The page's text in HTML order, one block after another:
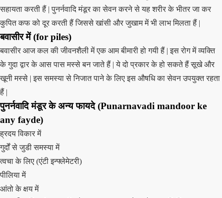
सहायता करती हैं | पुनर्नवादि मंडूर का सेवन करने से यह शरीर के भीतर जा कर
कुपित कफ को दूर करती हैं जिससे खांसी और जुखाम में भी लाभ मिलता हैं |
बवासीर में (for piles)
बवासीर आज कल की जीवनशैली में एक आम बीमारी हो गयी हैं | इस रोग में व्यक्ति
के गुदा द्वार के आस पास मस्से बन जाते हैं | ये दो प्रकार के हो सकते हैं सूखे और
खूनी मस्से | इस समस्या से निजात पाने के लिए इस औषधि का सेवन उपयुक्त रहता
हैं |
पुनर्नवादि मंडूर के अन्य फायदे (Punarnavadi mandoor ke
any fayde)
ह्रदय विकार में
गुर्दों से जुडी समस्या में
त्वचा के लिए (एंटी इन्फ्लेमेटरी)
पीलिया में
आंतो के क्षय में